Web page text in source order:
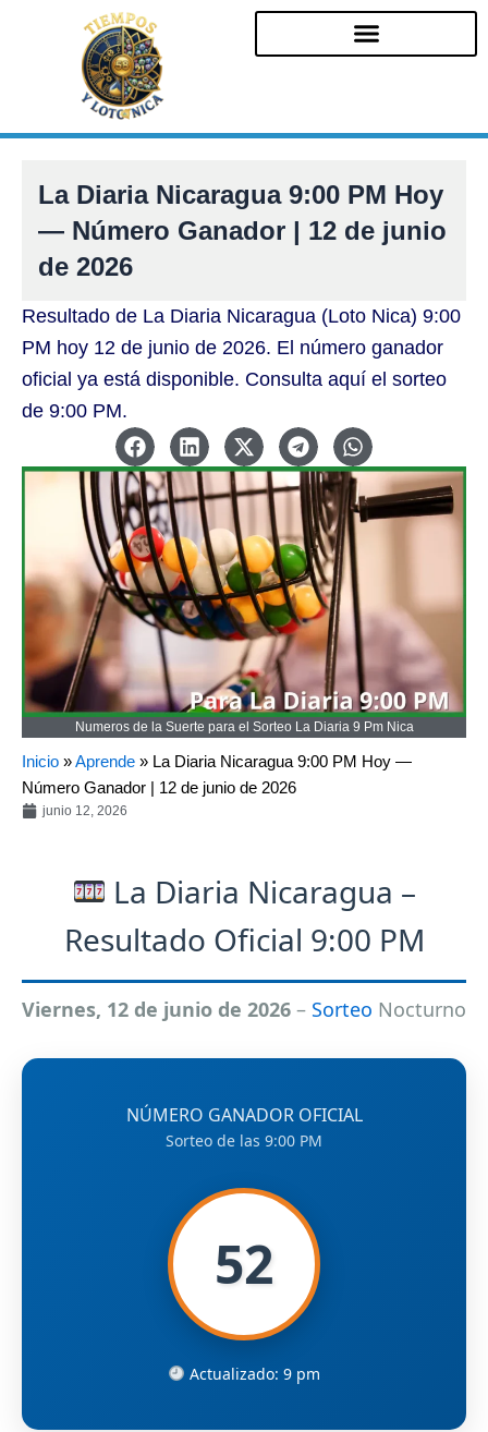
La Diaria Nicaragua 9:00 PM Hoy
— Número Ganador | 12 de junio
de 2026
Resultado de La Diaria Nicaragua (Loto Nica) 9:00
PM hoy 12 de junio de 2026. El número ganador
oficial ya está disponible. Consulta aquí el sorteo
de 9:00 PM.
Numeros de la Suerte para el Sorteo La Diaria 9 Pm Nica
Inicio »Aprende » La Diaria Nicaragua 9:00 PM Hoy —
Número Ganador | 12 de junio de 2026
junio 12, 2026
La Diaria Nicaragua –
Resultado Oficial 9:00 PM
Viernes, 12 de junio de 2026 – Sorteo Nocturno
NÚMERO GANADOR OFICIAL
Sorteo de las 9:00 PM
52
Actualizado: 9 pm